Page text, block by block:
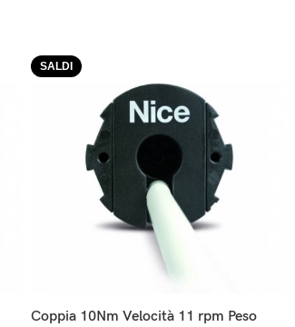
SALDI
Coppia 10Nm Velocità 11 rpm Peso